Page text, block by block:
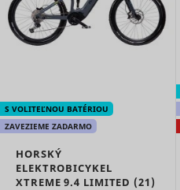
S VOLITEĽNOU BATÉRIOU
ZAVEZIEME ZADARMO
HORSKÝ
ELEKTROBICYKEL
XTREME 9.4 LIMITED (21)